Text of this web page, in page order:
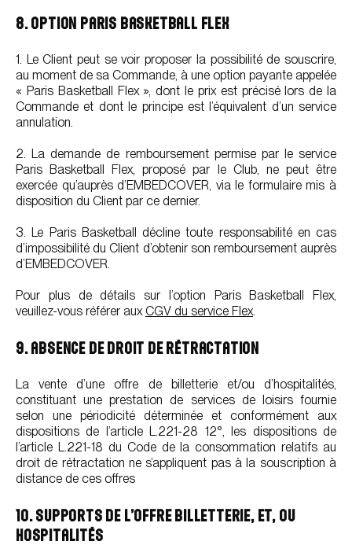
8. OPTION PARIS BASKETBALL FLEX
1. Le Client peut se voir proposer la possibilité de souscrire,
au moment de sa Commande, à une option payante appelée
« Paris Basketball Flex », dont le prix est précisé lors de la
Commande et dont le principe est l’équivalent d’un service
annulation.
2. La demande de remboursement permise par le service
Paris Basketball Flex, proposé par le Club, ne peut être
exercée qu’auprès d’EMBEDCOVER, via le formulaire mis à
disposition du Client par ce dernier.
3. Le Paris Basketball décline toute responsabilité en cas
d’impossibilité du Client d’obtenir son remboursement auprès
d’EMBEDCOVER.
Pour plus de détails sur l’option Paris Basketball Flex,
veuillez-vous référer aux CGV du service Flex.
9. ABSENCE DE DROIT DE RÉTRACTATION
La vente d’une offre de billetterie et/ou d’hospitalités,
constituant une prestation de services de loisirs fournie
selon une périodicité déterminée et conformément aux
dispositions de l’article L.221-28 12°, les dispositions de
l’article L.221-18 du Code de la consommation relatifs au
droit de rétractation ne s’appliquent pas à la souscription à
distance de ces offres
10. SUPPORTS DE L’OFFRE BILLETTERIE, ET, OU
HOSPITALITÉS